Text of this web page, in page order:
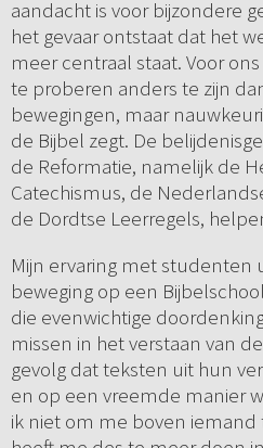
aandacht is voor bijzondere
het gevaar ontstaat dat het
meer centraal staat. Voor
te proberen anders te zijn
bewegingen, maar
de Bijbel zegt. De
de Reformatie, namelijk de
Catechismus, de
de Dordtse Leerregels,
Mijn ervaring met studenten
beweging op een
die evenwichtige
missen in het verstaan van
gevolg dat teksten uit hun
en op een vreemde manier
ik niet om me boven